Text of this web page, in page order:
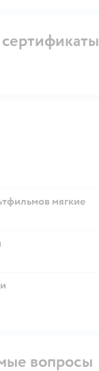
мягкие
вопросы